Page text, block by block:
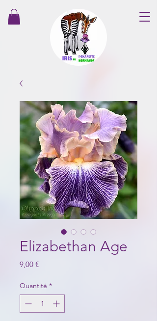
Elizabethan Age
9,00 €Prix
Quantité *